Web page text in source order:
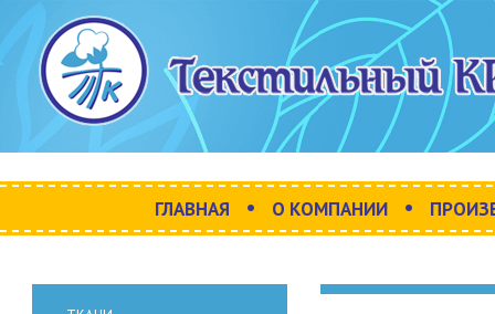
ГЛАВНАЯ • О КОМПАНИИ •